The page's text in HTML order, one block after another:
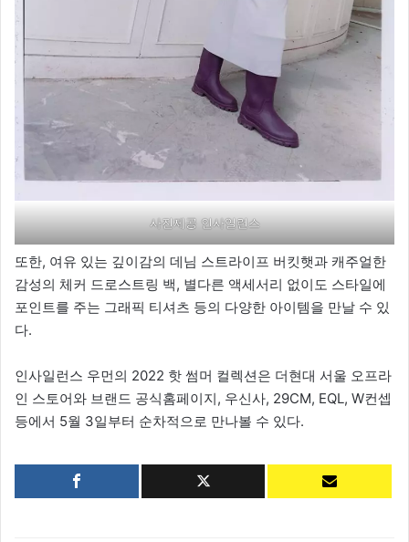
사진제공 인사일런스
또한, 여유 있는 깊이감의 데님 스트라이프 버킷햇과 캐주얼한
감성의 체커 드로스트링 백, 별다른 액세서리 없이도 스타일에
포인트를 주는 그래픽 티셔츠 등의 다양한 아이템을 만날 수 있
다.
인사일런스 우먼의 2022 핫 썸머 컬렉션은 더현대 서울 오프라
인 스토어와 브랜드 공식홈페이지, 우신사, 29CM, EQL, W컨셉
등에서 5월 3일부터 순차적으로 만나볼 수 있다.